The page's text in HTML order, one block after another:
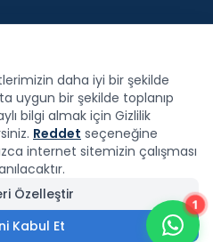
1
Sepete Ekle
uygulaması
daha iyi bir şekilde
uygun bir şekilde toplanıp
bilgi almak için Gizlilik
Reddet seçeneğine
internet sitemizin çalışması
Özelleştir
Kabul Et